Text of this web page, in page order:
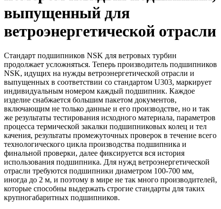
выпущенный для
ветроэнергетической отрасли
Стандарт подшипников NSK для ветровых турбин
продолжает усложняться. Теперь производитель подшипников
NSK, идущих на нужды ветроэнергетической отрасли и
выпущенных в соответствии со стандартом U303, маркирует
индивидуальным номером каждый подшипник. Каждое
изделие снабжается большим пакетом документов,
включающим не только данные и его производстве, но и так
же результаты тестирования исходного материала, параметров
процесса термической закалки подшипниковых колец и тел
качения, результаты промежуточных проверок в течение всего
технологического цикла производства подшипника и
финальной проверки, далее фиксируется вся история
использования подшипника. Для нужд ветроэнергетической
отрасли требуются подшипники диаметром 100-700 мм,
иногда до 2 м, и поэтому в мире не так много производителей,
которые способны выдержать строгие стандарты для таких
крупногабаритных подшипников.